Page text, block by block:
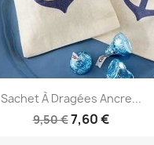
Sachet À Dragées Ancre...
9,50 €7,60 €